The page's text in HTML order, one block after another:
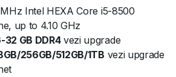
Intel HEXA Core i5-8500
up to 4.10 GHz
32 GB DDR4vezi upgrade
256GB/512GB/1TB vezi upgrade